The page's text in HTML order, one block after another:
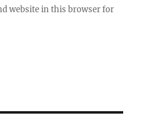
website in this browser for